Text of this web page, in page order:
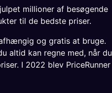
millioner af besøgende
til de bedste priser.
og gratis at bruge.
altid kan regne med, når du
I 2022 blev PriceRunner